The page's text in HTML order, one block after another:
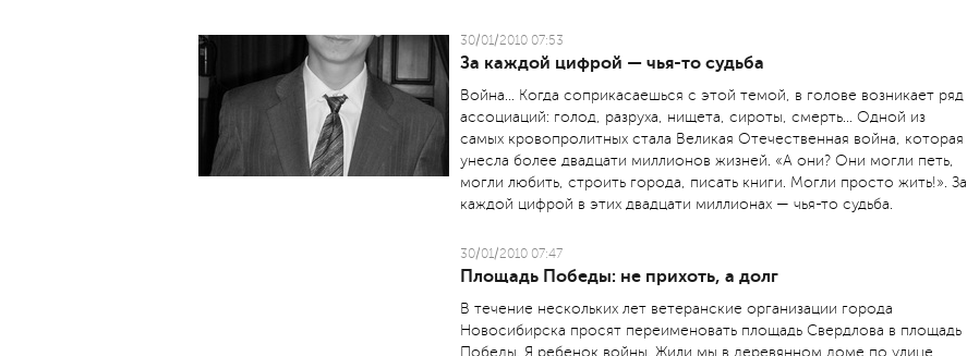
30/01/2010 07:53
За каждой цифрой — чья-то судьба
Война... Когда соприкасаешься с этой темой, в голове возникает ряд
ассоциаций: голод, разруха, нищета, сироты, смерть... Одной из
самых кровопролитных стала Великая Отечественная война, которая
унесла более двадцати миллионов жизней. «А они? Они могли петь,
могли любить, строить города, писать книги. Могли просто жить!». За
каждой цифрой в этих двадцати миллионах — чья-то судьба.
30/01/2010 07:47
Площадь Победы: не прихоть, а долг
В течение нескольких лет ветеранские организации города
Новосибирска просят переименовать площадь Свердлова в площадь
Победы. Я ребенок войны. Жили мы в деревянном доме по улице